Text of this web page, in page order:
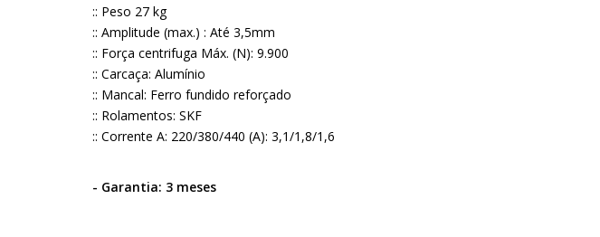
:: Peso 27 kg
:: Amplitude (max.) : Até 3,5mm
:: Força centrifuga Máx. (N): 9.900
:: Carcaça: Alumínio
:: Mancal: Ferro fundido reforçado
:: Rolamentos: SKF
:: Corrente A: 220/380/440 (A): 3,1/1,8/1,6
- Garantia: 3 meses